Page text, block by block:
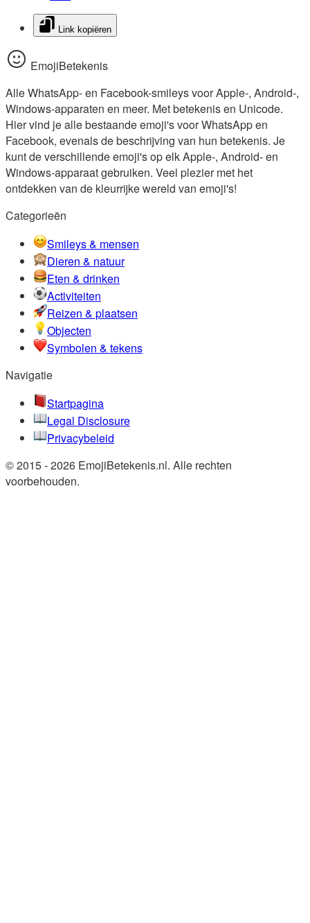
Link kopiëren
EmojiBetekenis
Alle WhatsApp- en Facebook-smileys voor Apple-, Android-,
Windows-apparaten en meer. Met betekenis en Unicode.
Hier vind je alle bestaande emoji's voor WhatsApp en
Facebook, evenals de beschrijving van hun betekenis. Je
kunt de verschillende emoji's op elk Apple-, Android- en
Windows-apparaat gebruiken. Veel plezier met het
ontdekken van de kleurrijke wereld van emoji's!
Categorieën
Smileys & mensen
Dieren & natuur
Eten & drinken
Activiteiten
Reizen & plaatsen
Objecten
Symbolen & tekens
Navigatie
Startpagina
Legal Disclosure
Privacybeleid
© 2015 - 2026 EmojiBetekenis.nl. Alle rechten
voorbehouden.